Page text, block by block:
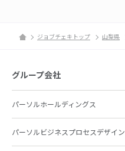
ジョブチェキトップ 山梨県
グループ会社
パーソルホールディングス
パーソルビジネスプロセスデザイン